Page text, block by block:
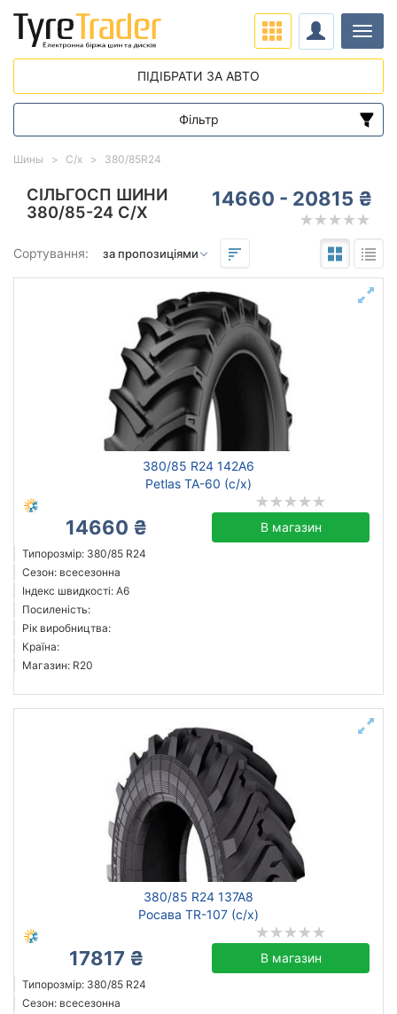
СІЛЬГОСП ШИНИ
380/85-24 С/Х
14660 - 20815 ₴
Сортування:
380/85 R24 142A6
Petlas TA-60 (с/х)
14660 ₴ В магазин
Типорозмір: 380/85 R24
Сезон: всесезонна
Індекс швидкості: A6
Посиленість:
Рік виробництва:
Країна:
Магазин: R20
380/85 R24 137A8
Росава TR-107 (с/х)
17817 ₴ В магазин
Типорозмір: 380/85 R24
Сезон: всесезонна
Шины С/х 380/85R24
ПІДІБРАТИ ЗА АВТО
Фільтр
Діапазон цін
від до
Всі бренди
Тип транспортного засобу
с/г
Посилена шина
Скинути Підібрати